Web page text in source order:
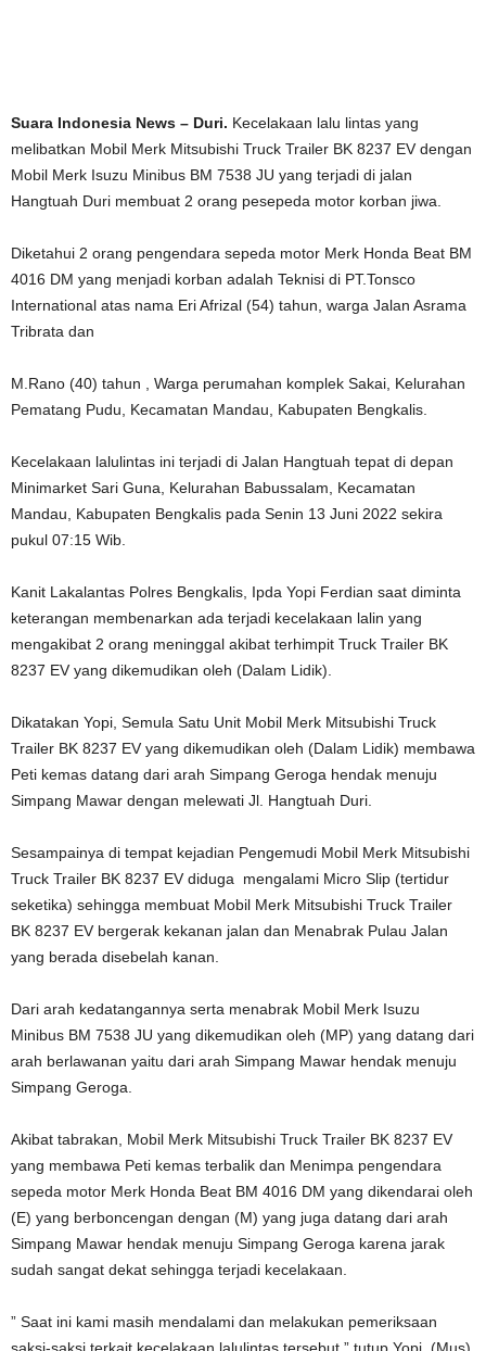
Suara Indonesia News – Duri. Kecelakaan lalu lintas yang
melibatkan Mobil Merk Mitsubishi Truck Trailer BK 8237 EV dengan
Mobil Merk Isuzu Minibus BM 7538 JU yang terjadi di jalan
Hangtuah Duri membuat 2 orang pesepeda motor korban jiwa.
Diketahui 2 orang pengendara sepeda motor Merk Honda Beat BM
4016 DM yang menjadi korban adalah Teknisi di PT.Tonsco
International atas nama Eri Afrizal (54) tahun, warga Jalan Asrama
Tribrata dan
M.Rano (40) tahun , Warga perumahan komplek Sakai, Kelurahan
Pematang Pudu, Kecamatan Mandau, Kabupaten Bengkalis.
Kecelakaan lalulintas ini terjadi di Jalan Hangtuah tepat di depan
Minimarket Sari Guna, Kelurahan Babussalam, Kecamatan
Mandau, Kabupaten Bengkalis pada Senin 13 Juni 2022 sekira
pukul 07:15 Wib.
Kanit Lakalantas Polres Bengkalis, Ipda Yopi Ferdian saat diminta
keterangan membenarkan ada terjadi kecelakaan lalin yang
mengakibat 2 orang meninggal akibat terhimpit Truck Trailer BK
8237 EV yang dikemudikan oleh (Dalam Lidik).
Dikatakan Yopi, Semula Satu Unit Mobil Merk Mitsubishi Truck
Trailer BK 8237 EV yang dikemudikan oleh (Dalam Lidik) membawa
Peti kemas datang dari arah Simpang Geroga hendak menuju
Simpang Mawar dengan melewati Jl. Hangtuah Duri.
Sesampainya di tempat kejadian Pengemudi Mobil Merk Mitsubishi
Truck Trailer BK 8237 EV diduga mengalami Micro Slip (tertidur
seketika) sehingga membuat Mobil Merk Mitsubishi Truck Trailer
BK 8237 EV bergerak kekanan jalan dan Menabrak Pulau Jalan
yang berada disebelah kanan.
Dari arah kedatangannya serta menabrak Mobil Merk Isuzu
Minibus BM 7538 JU yang dikemudikan oleh (MP) yang datang dari
arah berlawanan yaitu dari arah Simpang Mawar hendak menuju
Simpang Geroga.
Akibat tabrakan, Mobil Merk Mitsubishi Truck Trailer BK 8237 EV
yang membawa Peti kemas terbalik dan Menimpa pengendara
sepeda motor Merk Honda Beat BM 4016 DM yang dikendarai oleh
(E) yang berboncengan dengan (M) yang juga datang dari arah
Simpang Mawar hendak menuju Simpang Geroga karena jarak
sudah sangat dekat sehingga terjadi kecelakaan.
” Saat ini kami masih mendalami dan melakukan pemeriksaan